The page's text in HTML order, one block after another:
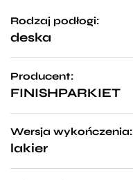
Rodzaj podłogi:
deska
Producent:
FINISHPARKIET
Wersja wykończenia:
lakier